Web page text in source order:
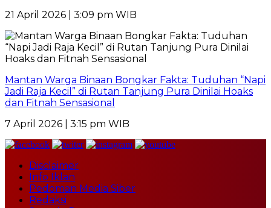
21 April 2026 | 3:09 pm WIB
Mantan Warga Binaan Bongkar Fakta: Tuduhan “Napi
Jadi Raja Kecil” di Rutan Tanjung Pura Dinilai Hoaks
dan Fitnah Sensasional
7 April 2026 | 3:15 pm WIB
Disclaimer
Info Iklan
Pedoman Media Siber
Redaksi